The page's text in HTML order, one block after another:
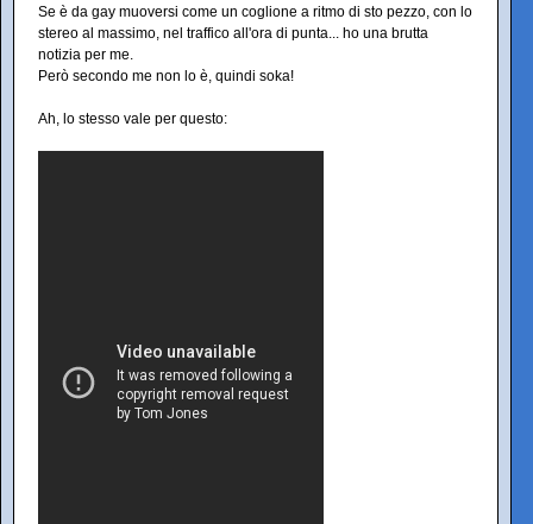
Se è da gay muoversi come un coglione a ritmo di sto pezzo, con lo
stereo al massimo, nel traffico all'ora di punta... ho una brutta
notizia per me.
Però secondo me non lo è, quindi soka!
Ah, lo stesso vale per questo: